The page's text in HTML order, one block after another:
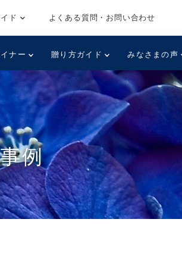
ド よくある質問・お問い合わせ
ナー 贈り方ガイド みなさまの声
例